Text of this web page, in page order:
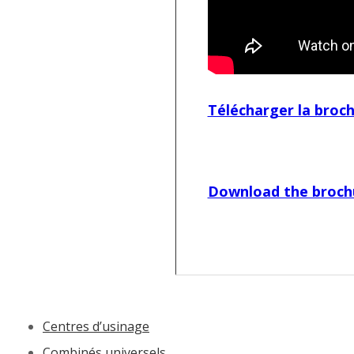
Télécharger la
Download the
Centres d’usinage